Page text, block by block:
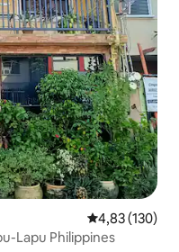
Évaluation
4,83 (130)
Lapu Philippines